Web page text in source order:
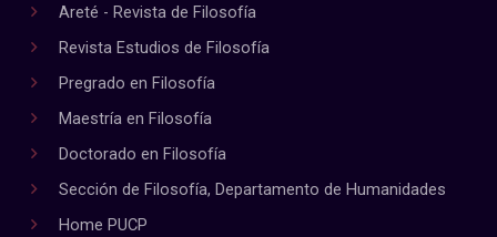
Areté - Revista de Filosofía
Revista Estudios de Filosofía
Pregrado en Filosofía
Maestría en Filosofía
Doctorado en Filosofía
Sección de Filosofía, Departamento de Humanidades
Home PUCP